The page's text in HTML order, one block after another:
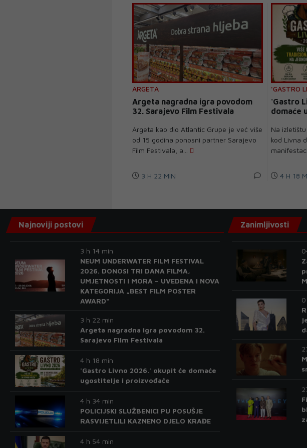
ARGETA
Argeta nagradna igra povodom
32. Sarajevo Film Festivala
Argeta kao dio Atlantic Grupe je već više
od 15 godina ponosni partner Sarajevo
Film Festivala, a...
3 H 22 MIN
'GASTRO
'Gastro
domaće
Na
kod Livna
4 H 18
Najnoviji postovi
3 h 14 min
NEUM UNDERWATER FILM FESTIVAL
2026. DONOSI TRI DANA FILMA,
UMJETNOSTI I MORA – UVEDENA I NOVA
KATEGORIJA „BEST FILM POSTER
AWARD“
3 h 22 min
Argeta nagradna igra povodom 32.
Sarajevo Film Festivala
4 h 18 min
'Gastro Livno 2026.' okupit će domaće
ugostitelje i proizvođače
4 h 34 min
POLICIJSKI SLUŽBENICI PU POSUŠJE
RASVIJETLILI KAZNENO DJELO KRAĐE
4 h 54 min
Zanimljivosti